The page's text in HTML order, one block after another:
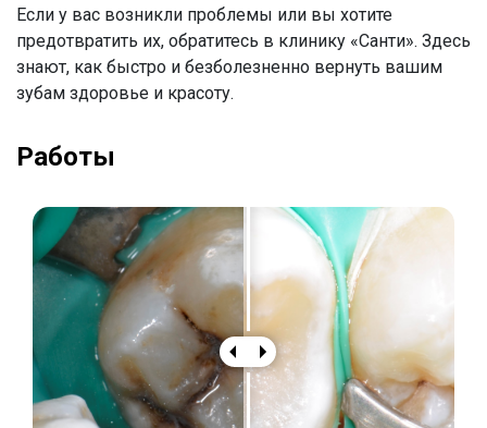
Если у вас возникли проблемы или вы хотите
предотвратить их, обратитесь в клинику «Санти». Здесь
знают, как быстро и безболезненно вернуть вашим
зубам здоровье и красоту.
Работы